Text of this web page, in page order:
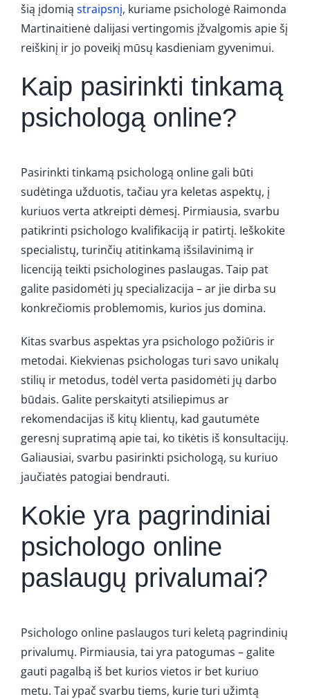
šią įdomią straipsnį, kuriame psichologė Raimonda
Martinaitienė dalijasi vertingomis įžvalgomis apie šį
reiškinį ir jo poveikį mūsų kasdieniam gyvenimui.
Kaip pasirinkti tinkamą
psichologą online?
Pasirinkti tinkamą psichologą online gali būti
sudėtinga užduotis, tačiau yra keletas aspektų, į
kuriuos verta atkreipti dėmesį. Pirmiausia, svarbu
patikrinti psichologo kvalifikaciją ir patirtį. Ieškokite
specialistų, turinčių atitinkamą išsilavinimą ir
licenciją teikti psichologines paslaugas. Taip pat
galite pasidomėti jų specializacija – ar jie dirba su
konkrečiomis problemomis, kurios jus domina.
Kitas svarbus aspektas yra psichologo požiūris ir
metodai. Kiekvienas psichologas turi savo unikalų
stilių ir metodus, todėl verta pasidomėti jų darbo
būdais. Galite perskaityti atsiliepimus ar
rekomendacijas iš kitų klientų, kad gautumėte
geresnį supratimą apie tai, ko tikėtis iš konsultacijų.
Galiausiai, svarbu pasirinkti psichologą, su kuriuo
jaučiatės patogiai bendrauti.
Kokie yra pagrindiniai
psichologo online
paslaugų privalumai?
Psichologo online paslaugos turi keletą pagrindinių
privalumų. Pirmiausia, tai yra patogumas – galite
gauti pagalbą iš bet kurios vietos ir bet kuriuo
metu. Tai ypač svarbu tiems, kurie turi užimtą